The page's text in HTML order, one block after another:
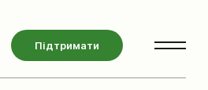
Підтримати